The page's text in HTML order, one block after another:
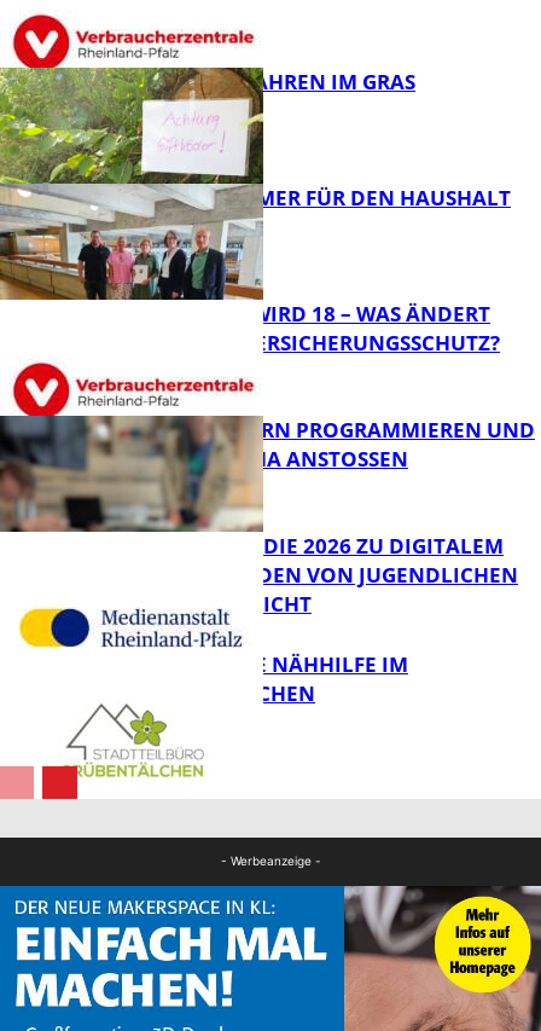
FB News
FB News
Panorama
GIFTIGE GEFAHREN IM GRAS
Panorama
40 JAHRE IMMER FÜR DEN HAUSHALT
DA
FB News
MEIN KIND WIRD 18 – WAS ÄNDERT
SICH BEIM VERSICHERUNGSSCHUTZ?
Bildung
MIT ROBOTERN PROGRAMMIEREN UND
IM CAFÉ LUMA ANSTOSSEN
JIMPLUS-STUDIE 2026 ZU DIGITALEM
WOHLBEFINDEN VON JUGENDLICHEN
VERÖFFENTLICHT
KOSTENLOSE NÄHHILFE IM
GRÜBENTÄLCHEN
- Werbeanzeige -